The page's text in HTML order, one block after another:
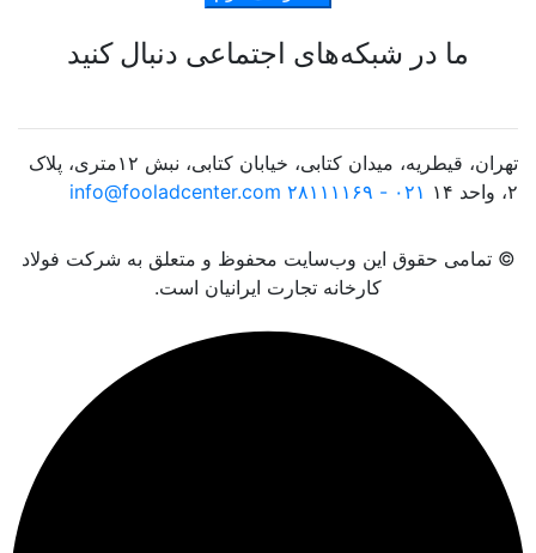
ما در شبکه‌های اجتماعی دنبال کنید
تهران، قیطریه، میدان کتابی، خیابان کتابی، نبش ۱۲متری، پلاک
۲، واحد ۱۴
۰۲۱ - ۲۸۱۱۱۱۶۹ info@fooladcenter.com
© تمامی حقوق این وب‌سایت محفوظ و متعلق به شرکت فولاد
کارخانه تجارت ایرانیان است.